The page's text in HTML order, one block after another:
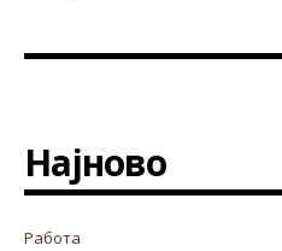
Најново
Работа